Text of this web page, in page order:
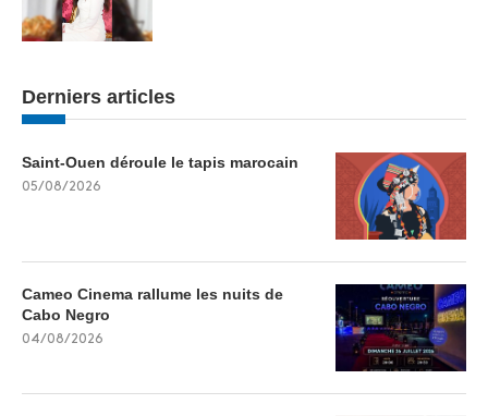
Derniers articles
Saint-Ouen déroule le tapis marocain
05/08/2026
Cameo Cinema rallume les nuits de
Cabo Negro
04/08/2026